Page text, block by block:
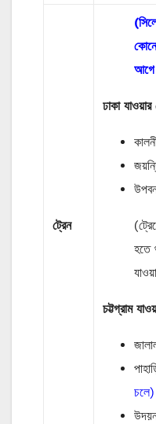
ট্রেন
আগে
ঢাকা
হতে
চট্টগ্রাম
চলে)